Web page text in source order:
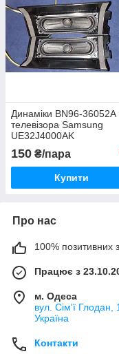
Динаміки BN96-36052A
телевізора Samsung
UE32J4000AK
150 ₴/пара
Купити
Про нас
100% позитивних з
Працює з
м. Одеса
вул. Сім'ї
Україна
Контакти